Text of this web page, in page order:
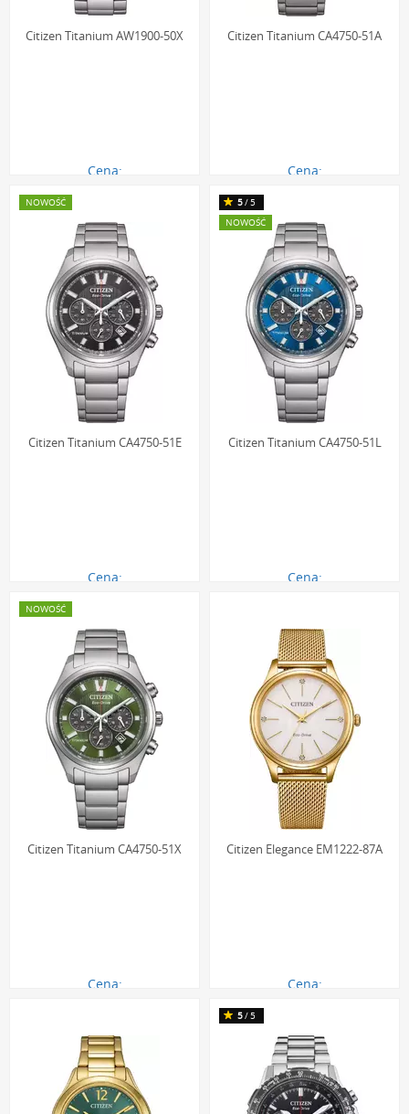
Citizen Titanium AW1900-50X
Cena:
Citizen Titanium CA4750-51A
Cena:
Citizen Titanium CA4750-51E
Cena:
NOWOŚĆ
Citizen Titanium CA4750-51L
Cena:
5/5
NOWOŚĆ
Citizen Titanium CA4750-51X
Cena:
NOWOŚĆ
Citizen Elegance EM1222-87A
Cena:
5/5